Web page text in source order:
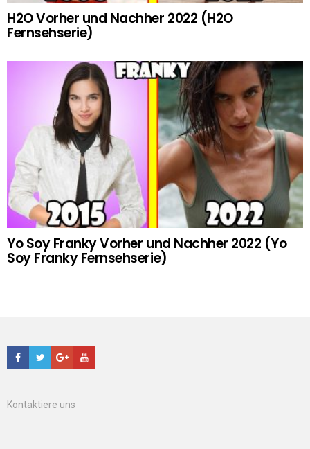
H2O Vorher und Nachher 2022 (H2O
Fernsehserie)
Yo Soy Franky Vorher und Nachher 2022 (Yo
Soy Franky Fernsehserie)
Facebook
TwitterGoogle+Youtube
Kontaktiere uns